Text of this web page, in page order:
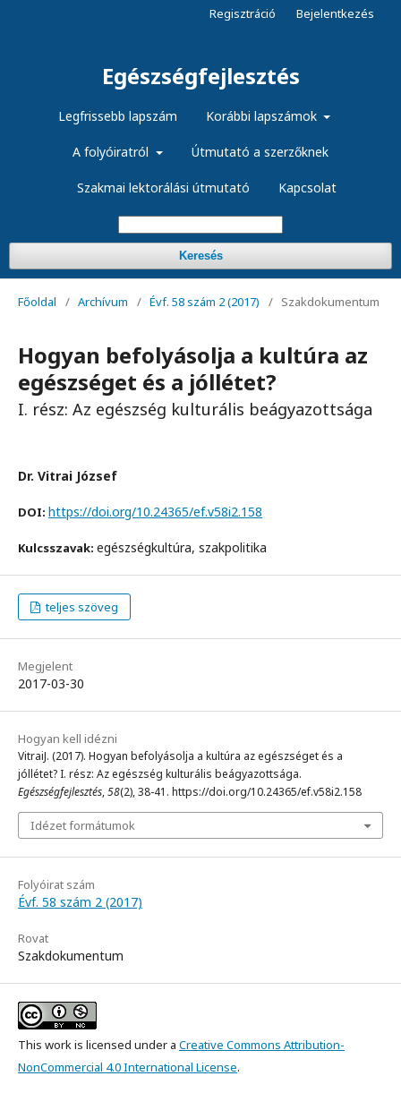
Egészségfejlesztés
Legfrissebb lapszám Korábbi lapszámok
A folyóiratról Útmutató a szerzőknek
Szakmai lektorálási útmutató Kapcsolat
Keresés
Regisztráció Bejelentkezés
Főoldal / Archívum / Évf. 58 szám 2 (2017) / Szakdokumentum
Hogyan befolyásolja a kultúra az
egészséget és a jóllétet?
I. rész: Az egészség kulturális beágyazottsága
Dr. Vitrai József
DOI: https://doi.org/10.24365/ef.v58i2.158
Kulcsszavak: egészségkultúra, szakpolitika
teljes szöveg
Megjelent
2017-03-30
Hogyan kell idézni
VitraiJ. (2017). Hogyan befolyásolja a kultúra az egészséget és a
jóllétet? I. rész: Az egészség kulturális beágyazottsága.
Egészségfejlesztés,58(2), 38-41. https://doi.org/10.24365/ef.v58i2.158
Idézet formátumok
Folyóirat szám
Évf. 58 szám 2 (2017)
Rovat
Szakdokumentum
This work is licensed under a Creative Commons Attribution-
NonCommercial 4.0 International License.